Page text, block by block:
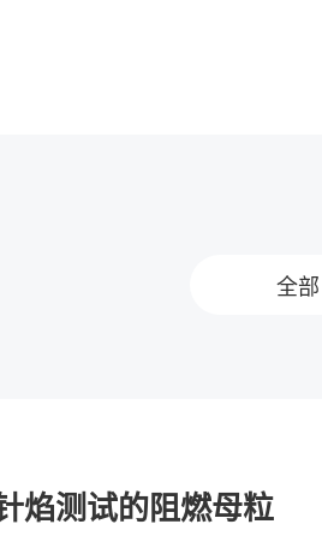
全部
焰测试的阻燃母粒